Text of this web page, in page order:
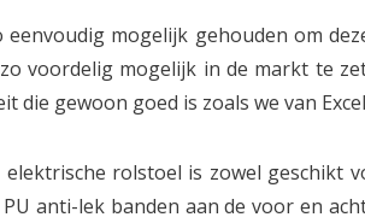
eenvoudig mogelijk gehouden om
voordelig mogelijk in de markt te
die gewoon goed is zoals we van
elektrische rolstoel is zowel geschikt
anti-lek banden aan de voor en